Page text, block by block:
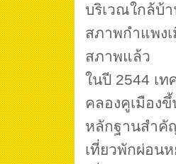
บริเวณใกล้บ้
สภาพกำแพง
สภาพแล้ว
ในปี 2544 เ
คลองคูเมืองขึ้
หลักฐานสำคั
เที่ยวพักผ่อน